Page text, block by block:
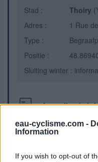
eau-cyclisme.com -
Information
If you wish to opt-out of
Stad : Thoiry
Adres :
1 Rue
Type :
Positie :
Sluiting winter :
Aanvullende
Robinet juste derrière le
Visuele